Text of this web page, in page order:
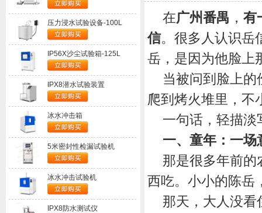
压力浸水试验设备-100L
IP56X沙尘试验箱-125L
IPX8潜水试验装置
冰水冲击箱
5米密封性检漏试验机
冰水冲击试验机
IPX8防水测试仪
在广州番禺 ， 有
信。很多人认识岳
岳，是因为他脸上
当被问到脸上
爬到烤火堆里，不
一句话，轻描淡
一、童年：一场
那是很多年前的
西吃。小小的陈岳
那天，大人没看